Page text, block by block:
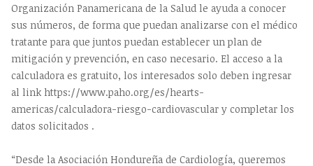
Organización Panamericana de la Salud le ayuda a conocer
sus números, de forma que puedan analizarse con el médico
tratante para que juntos puedan establecer un plan de
mitigación y prevención, en caso necesario. El acceso a la
calculadora es gratuito, los interesados solo deben ingresar
al link https://www.paho.org/es/hearts-
americas/calculadora-riesgo-cardiovascular y completar los
datos solicitados .
“Desde la Asociación Hondureña de Cardiología, queremos